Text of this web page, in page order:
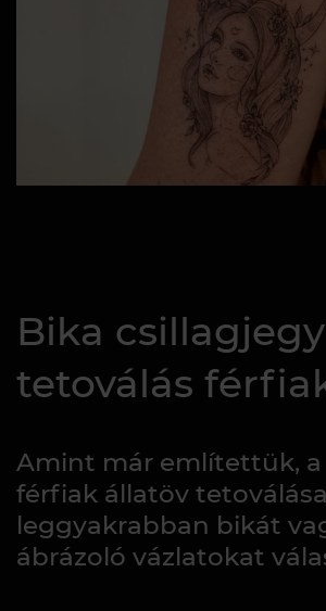
Bika csillagjegy
tetoválás
Amint már említettük, a
férfiak állatöv
leggyakrabban bikát
ábrázoló vázlatokat